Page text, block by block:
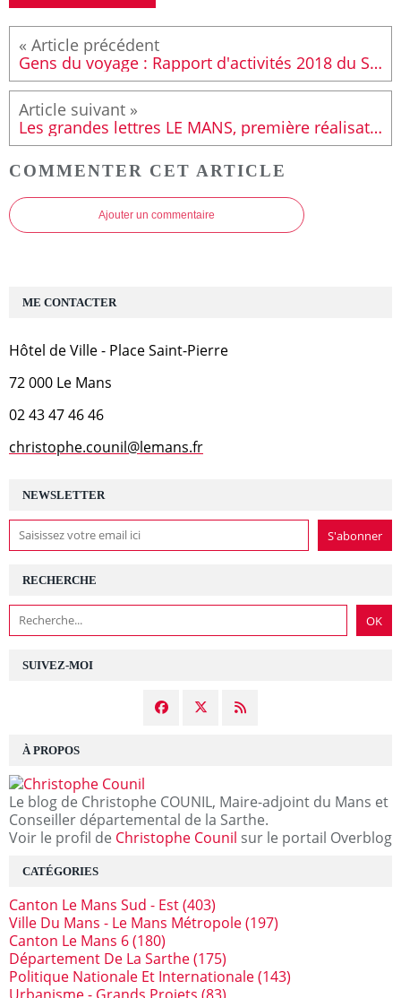
Gens du voyage : Rapport d'activités 2018 du SMGV
Les grandes lettres LE MANS, première réalisation du Budget participatif 2019
COMMENTER CET ARTICLE
Ajouter un commentaire
NEWSLETTER
SUIVEZ-MOI
RECHERCHE
À PROPOS
Le blog de Christophe COUNIL, Maire-adjoint du Mans et
Conseiller départemental de la Sarthe.
Voir le profil de Christophe Counil sur le portail Overblog
CATÉGORIES
Canton Le Mans Sud - Est(403)
Ville Du Mans - Le Mans Métropole(197)
Canton Le Mans 6(180)
Département De La Sarthe(175)
Politique Nationale Et Internationale(143)
ME CONTACTER
Hôtel de Ville - Place Saint-Pierre
72 000 Le Mans
02 43 47 46 46
christophe.counil@lemans.fr